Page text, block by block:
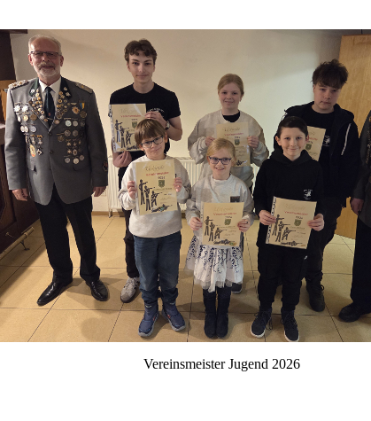
Vereinsmeister Jugend 2026